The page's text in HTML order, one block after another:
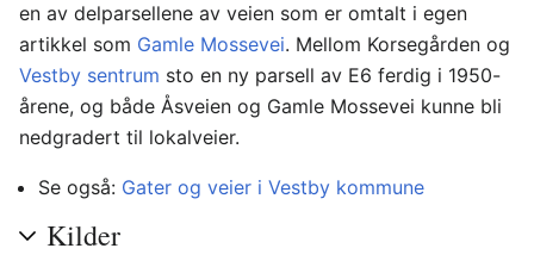
en av delparsellene av veien som er omtalt i egen
artikkel som Gamle Mossevei. Mellom Korsegården og
Vestby sentrum sto en ny parsell av E6 ferdig i 1950-
årene, og både Åsveien og Gamle Mossevei kunne bli
nedgradert til lokalveier.
Se også: Gater og veier i Vestby kommune
Kilder